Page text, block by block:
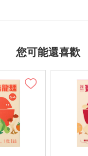
您可能還喜歡